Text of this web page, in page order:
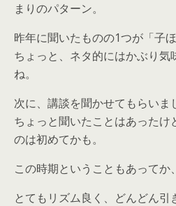
まりのパターン。
昨年に聞いたものの1つが「子
ちょっと、ネタ的にはかぶり気
ね。
次に、講談を聞かせてもらいま
ちょっと聞いたことはあったけ
のは初めてかも。
この時期ということもあってか
とてもリズム良く、どんどん